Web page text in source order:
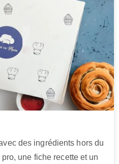
des ingrédients hors du
une fiche recette et un